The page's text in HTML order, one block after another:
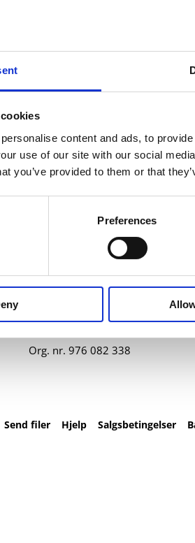
content and ads, to
use of our site with our social
you’ve provided to them or that
Preferences
post@datatrykk.no
Sjøhagen 2, 4016 Stavanger
Org. nr. 976 082 338
Send filer HjelpSalgsbetingelser